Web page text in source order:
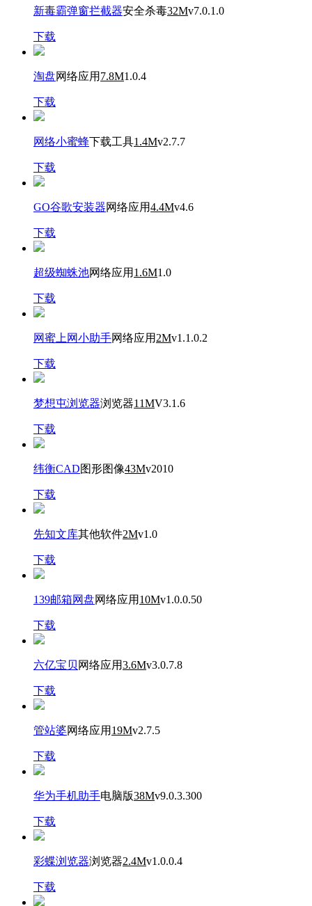
新毒霸弹窗拦截器安全杀毒32Mv7.0.1.0
下载
淘盘网络应用 7.8M1.0.4
下载
网络小蜜蜂下载工具1.4Mv2.7.7
下载
GO谷歌安装器网络应用4.4Mv4.6
下载
超级蜘蛛池网络应用 1.6M1.0
下载
网蜜上网小助手网络应用 2Mv1.1.0.2
下载
梦想屯浏览器浏览器11MV3.1.6
下载
纬衡CAD图形图像43Mv2010
下载
先知文库其他软件2Mv1.0
下载
139邮箱网盘网络应用 10Mv1.0.0.50
下载
六亿宝贝 网络应用3.6Mv3.0.7.8
下载
管站婆网络应用 19Mv2.7.5
下载
华为手机助手电脑版38Mv9.0.3.300
下载
彩蝶浏览器浏览器2.4Mv1.0.0.4
下载